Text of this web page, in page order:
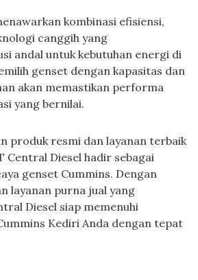
kombinasi efisiensi,
canggih yang
andal untuk kebutuhan energi di
genset dengan kapasitas dan
akan memastikan performa
yang bernilai.
produk resmi dan layanan terbaik
Central Diesel hadir sebagai
genset Cummins. Dengan
layanan purna jual yang
Diesel siap memenuhi
Kediri Anda dengan tepat